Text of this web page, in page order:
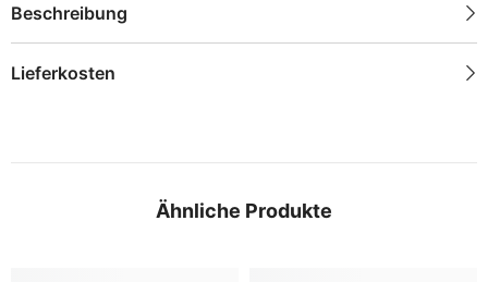
Beschreibung
Lieferkosten
Ähnliche Produkte